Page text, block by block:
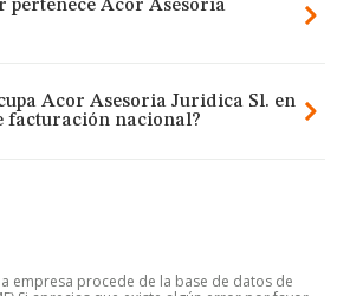
pertenece Acor Asesoria
Acor Asesoria Juridica Sl. en
facturación nacional?
empresa procede de la base de datos de